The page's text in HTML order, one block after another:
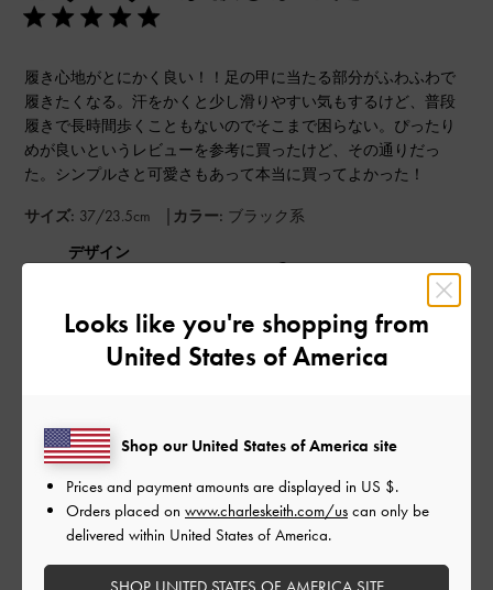
履き心地がとにかく良い！！足の甲に当たる部分がふわふわで
履きたくなる。汗をかくと少し滑りやすい気もするけど、普段
履きで長時間歩くこともないのでそこまで困らない。ぴったり
めが良いというレビューを参考に買ったけど、その通りだっ
た。シンプルさと可愛さもあって本当に買ってよかった！
サイズ: 37/23.5cm | カラー: ブラック系
デザイン
もっと見る
このレビューは役に立ちましたか？
Looks like you're shopping from
United States of America
Shop our United States of America site
Prices and payment amounts are displayed in US $.
Orders placed on www.charleskeith.com/us can only be
delivered within United States of America.